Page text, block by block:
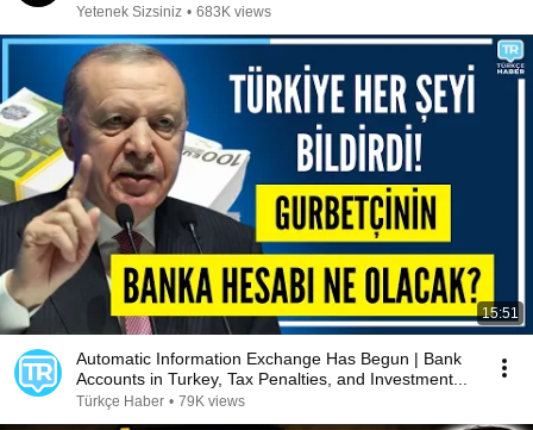
Yetenek Sizsiniz • 683K views
15:51
Automatic Information Exchange Has Begun | Bank
Accounts in Turkey, Tax Penalties, and Investment...
Türkçe Haber • 79K views